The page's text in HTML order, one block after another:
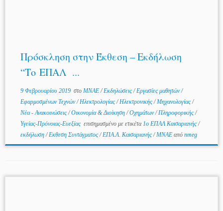
Πρόσκληση στην Έκθεση – Εκδήλωση
“Το ΕΠΑΛ ...
9 Φεβρουαρίου 2019στο MNAE/Εκδηλώσεις/Εργασίες μαθητών/
Εφαρμοσμένων Τεχνών/Ηλεκτρολογίας/Ηλεκτρονικής/Μηχανολογίας/
Νέα - Ανακοινώσεις/Οικονομία & Διοίκηση/Οχημάτων/Πληροφορικής/
Υγείας-Πρόνοιας-Ευεξίας επισημασμένο με ετικέτα1ο ΕΠΑΛ Καισαριανής/
εκδήλωση/Εκθεση Συντάγματος/ΕΠΑ.Λ. Καισαριανής/ΜΝΑΕ από nmeg